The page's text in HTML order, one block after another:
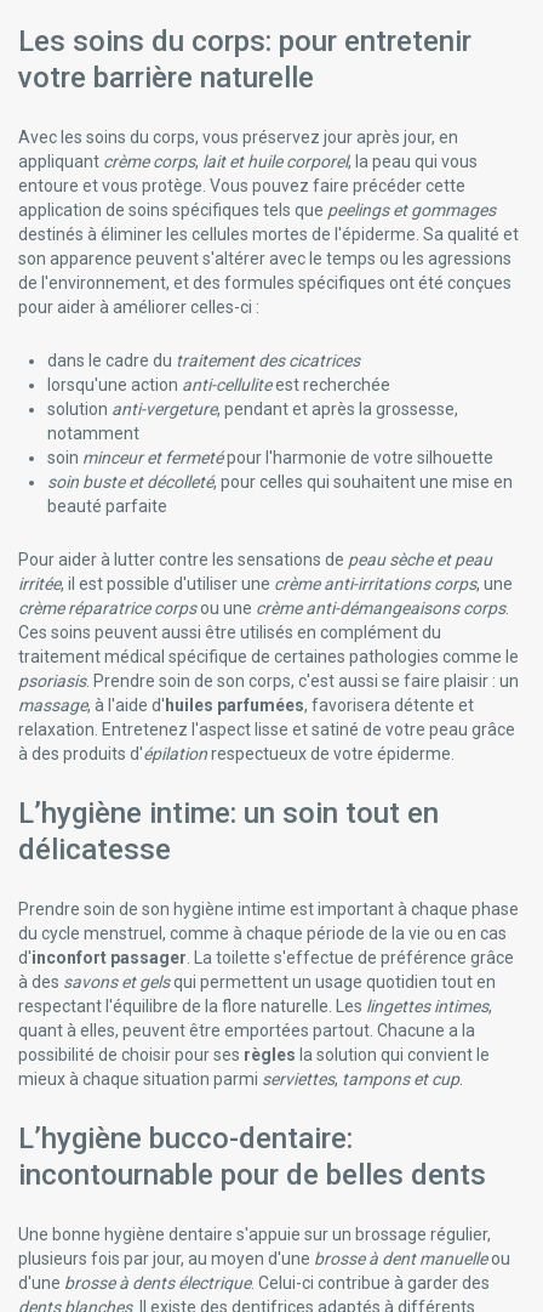
Tilman & Biolys Produits À Base De Plantes
Tonipharm
Topicrem Produits Cosmétiques
Trenker
Umami Cosmetics
Urgo
Uriage Eau Thermale Uriage Bébé
Valcena
Vichy Cosmétique
Vitry Accessoires Vernis Et Cosmétiques
Weleda Cosmétique Bio Naturelle
Wolf-Safco
Yun Probiotherapy
Les soins du corps: pour entretenir
votre barrière naturelle
Avec les soins du corps, vous préservez jour après jour, en
appliquant crème corps, lait et huile corporel, la peau qui vous
entoure et vous protège. Vous pouvez faire précéder cette
application de soins spécifiques tels que peelings et gommages
destinés à éliminer les cellules mortes de l'épiderme. Sa qualité et
son apparence peuvent s'altérer avec le temps ou les agressions
de l'environnement, et des formules spécifiques ont été conçues
pour aider à améliorer celles-ci :
dans le cadre du traitement des cicatrices
lorsqu'une action anti-celluliteest recherchée
solution anti-vergeture, pendant et après la grossesse,
notamment
soin minceur et fermetépour l'harmonie de votre silhouette
soin buste et décolleté, pour celles qui souhaitent une mise en
beauté parfaite
Pour aider à lutter contre les sensations de peau sèche et peau
irritée, il est possible d'utiliser une crème anti-irritations corps, une
crème réparatrice corpsou une crème anti-démangeaisons corps.
Ces soins peuvent aussi être utilisés en complément du
traitement médical spécifique de certaines pathologies comme le
psoriasis. Prendre soin de son corps, c'est aussi se faire plaisir : un
massage, à l'aide d' huiles parfumées, favorisera détente et
relaxation. Entretenez l'aspect lisse et satiné de votre peau grâce
à des produits d'épilationrespectueux de votre épiderme.
L’hygiène intime: un soin tout en
délicatesse
Prendre soin de son hygiène intime est important à chaque phase
du cycle menstruel, comme à chaque période de la vie ou en cas
d'inconfort passager . La toilette s'effectue de préférence grâce
à des savons et gelsqui permettent un usage quotidien tout en
respectant l'équilibre de la flore naturelle. Les lingettes intimes,
quant à elles, peuvent être emportées partout. Chacune a la
possibilité de choisir pour ses règles la solution qui convient le
mieux à chaque situation parmi serviettes, tampons et cup.
L’hygiène bucco-dentaire:
incontournable pour de belles dents
Une bonne hygiène dentaire s'appuie sur un brossage régulier,
plusieurs fois par jour, au moyen d'une brosse à dent manuelleou
d'une brosse à dents électrique. Celui-ci contribue à garder des
dents blanches. Il existe des dentifrices adaptés à différents